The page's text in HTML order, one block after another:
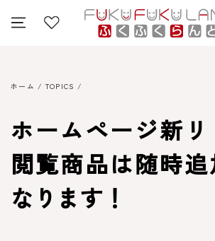
コンテンツにスキッ
プする
ホーム / TOPICS /
ホームページ新リ
閲覧商品は随時追
なります！